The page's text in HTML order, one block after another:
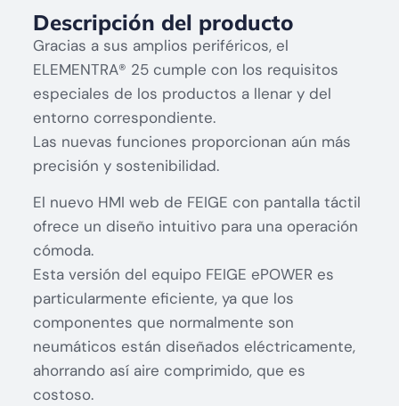
Descripción del producto
Gracias a sus amplios periféricos, el
ELEMENTRA® 25 cumple con los requisitos
especiales de los productos a llenar y del
entorno correspondiente.
Las nuevas funciones proporcionan aún más
precisión y sostenibilidad.
El nuevo HMI web de FEIGE con pantalla táctil
ofrece un diseño intuitivo para una operación
cómoda.
Esta versión del equipo FEIGE ePOWER es
particularmente eficiente, ya que los
componentes que normalmente son
neumáticos están diseñados eléctricamente,
ahorrando así aire comprimido, que es
costoso.